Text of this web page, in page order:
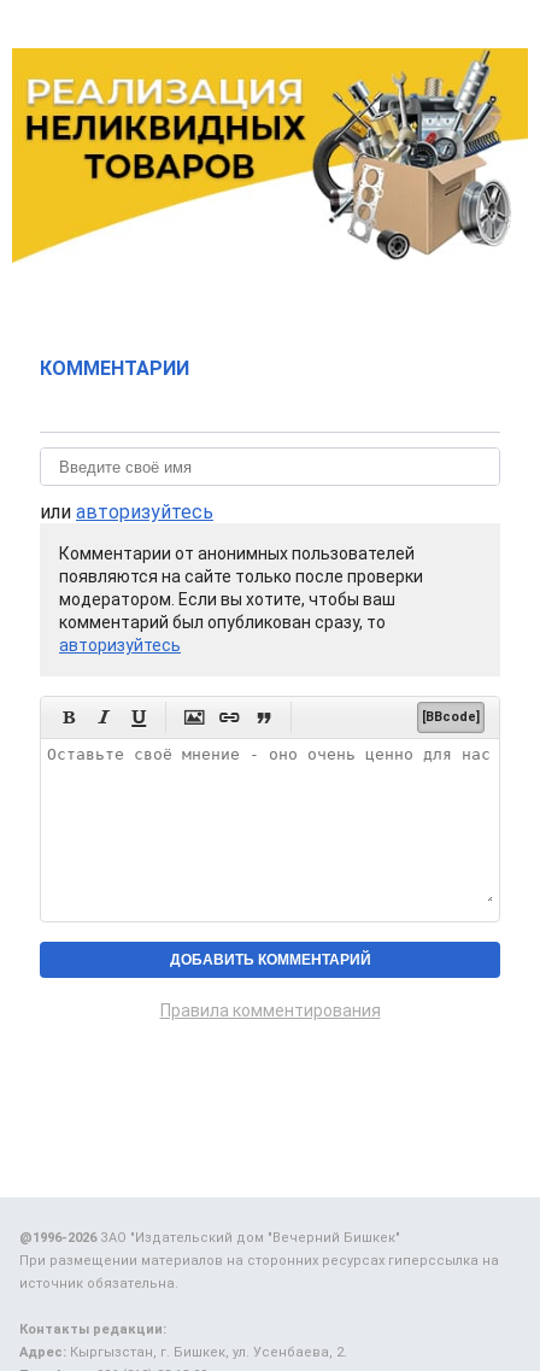
КОММЕНТАРИИ
или авторизуйтесь
Комментарии от анонимных пользователей
появляются на сайте только после проверки
модератором. Если вы хотите, чтобы ваш
комментарий был опубликован сразу, то
авторизуйтесь
      [BBcode]
Правила комментирования
@1996-2026ЗАО "Издательский дом "Вечерний Бишкек"
При размещении материалов на сторонних ресурсах гиперссылка на
источник обязательна.
Контакты редакции:
Адрес: Кыргызстан, г. Бишкек, ул. Усенбаева, 2.